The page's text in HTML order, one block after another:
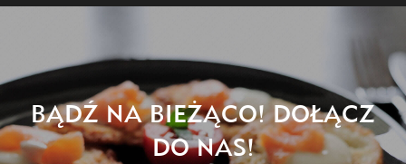
BĄDŹ NA BIEŻĄCO! DOŁĄCZ
DO NAS!